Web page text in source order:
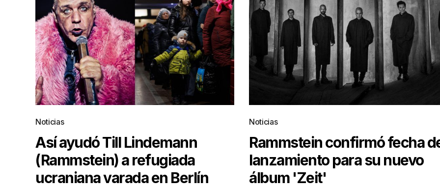
Noticias
Así ayudó Till Lindemann
(Rammstein) a refugiada
ucraniana varada en Berlín
Noticias
Rammstein confirmó fecha
lanzamiento para su nuevo
álbum 'Zeit'